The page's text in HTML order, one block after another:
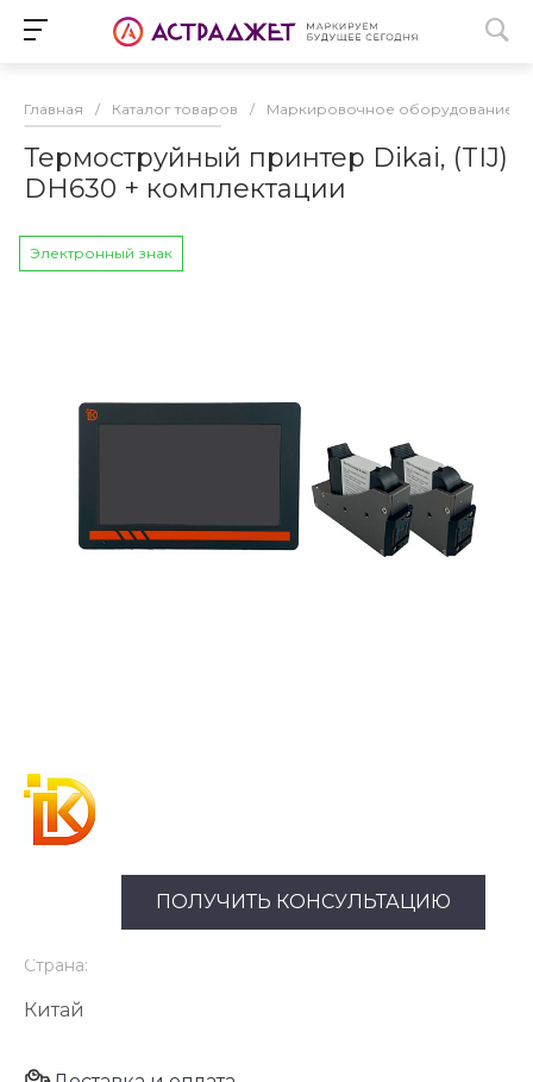
Главная / Каталог товаров / Маркировочное оборудование
Термоструйный принтер Dikai, (TIJ)
DH630 + комплектации
Электронный знак
ПОЛУЧИТЬ КОНСУЛЬТАЦИЮ
Страна:
Китай